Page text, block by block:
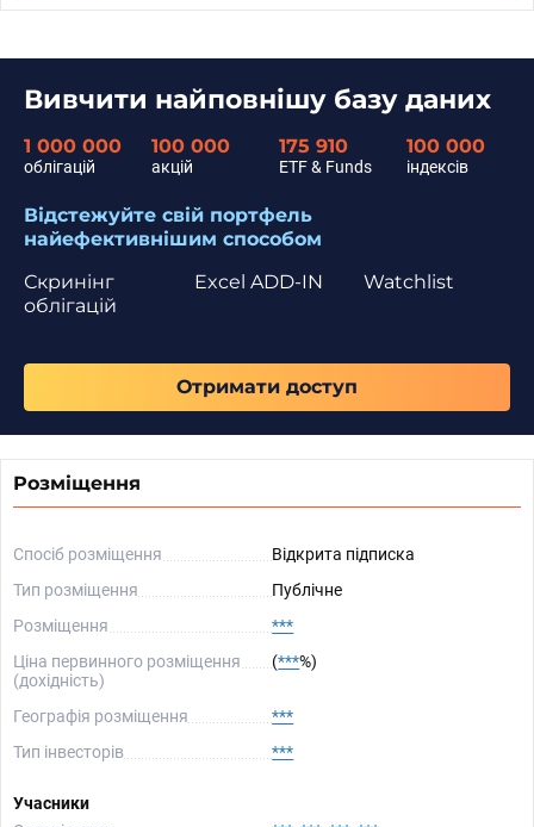
Вивчити найповнішу базу даних
1 000 000
облігацій
100 000
акцій
175 910
ETF & Funds
100 000
індексів
Відстежуйте свій портфель
найефективнішим способом
Скринінг
облігацій
Watchlist
Excel ADD-IN
Отримати доступ
Розміщення
Спосіб розміщення
Відкрита підписка
Тип розміщення
Публічне
Розміщення
***
Ціна первинного розміщення
(дохідність)
(***%)
Географія розміщення
***
Тип інвесторів
***
Учасники